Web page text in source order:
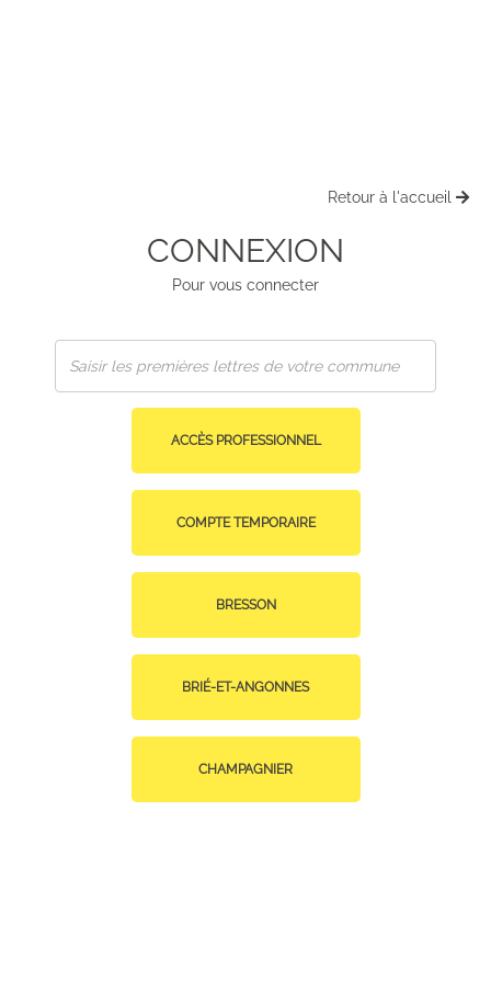
Retour à l'accueil
CONNEXION
Pour vous connecter
ACCÈS PROFESSIONNEL
COMPTE TEMPORAIRE
BRESSON
BRIÉ-ET-ANGONNES
CHAMPAGNIER